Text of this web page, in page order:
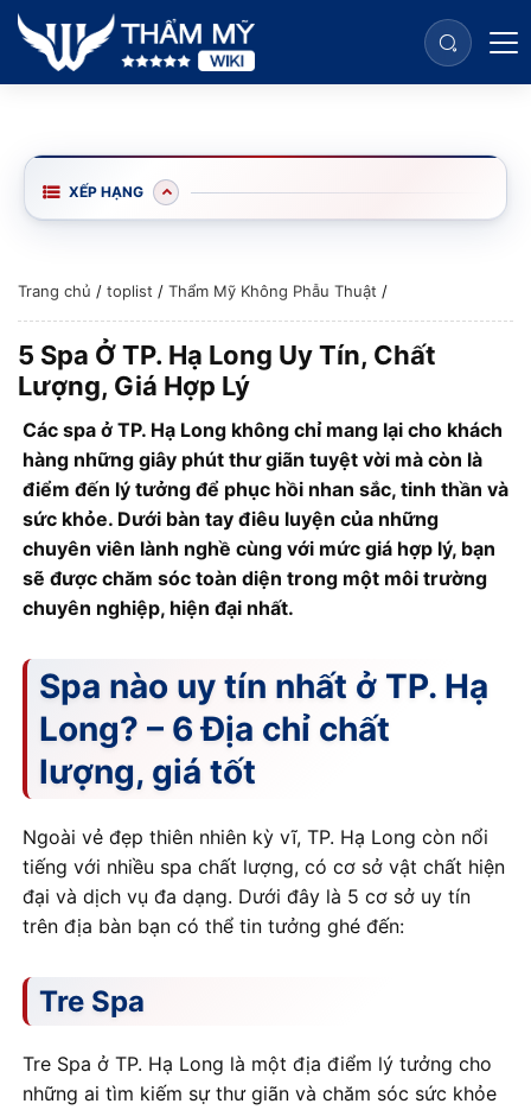
XẾP HẠNG
Trang chủ / toplist / Thẩm Mỹ Không Phẫu Thuật /
5 Spa Ở TP. Hạ Long Uy Tín, Chất
Lượng, Giá Hợp Lý
Các spa ở TP. Hạ Long không chỉ mang lại cho khách
hàng những giây phút thư giãn tuyệt vời mà còn là
điểm đến lý tưởng để phục hồi nhan sắc, tinh thần và
sức khỏe. Dưới bàn tay điêu luyện của những
chuyên viên lành nghề cùng với mức giá hợp lý, bạn
sẽ được chăm sóc toàn diện trong một môi trường
chuyên nghiệp, hiện đại nhất.
Spa nào uy tín nhất ở TP. Hạ
Long? – 6 Địa chỉ chất
lượng, giá tốt
Ngoài vẻ đẹp thiên nhiên kỳ vĩ, TP. Hạ Long còn nổi
tiếng với nhiều spa chất lượng, có cơ sở vật chất hiện
đại và dịch vụ đa dạng. Dưới đây là 5 cơ sở uy tín
trên địa bàn bạn có thể tin tưởng ghé đến:
Tre Spa
Tre Spa ở TP. Hạ Long là một địa điểm lý tưởng cho
những ai tìm kiếm sự thư giãn và chăm sóc sức khỏe